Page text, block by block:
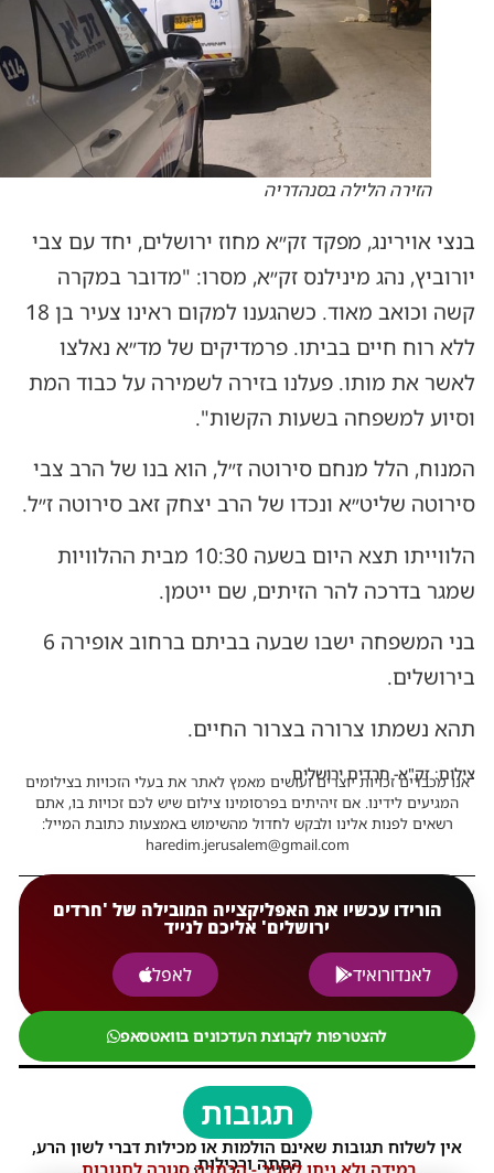
הזירה הלילה בסנהדריה
בנצי אוירינג, מפקד זק״א מחוז ירושלים, יחד עם צבי
יורוביץ, נהג מינילנס זק״א, מסרו: "מדובר במקרה
קשה וכואב מאוד. כשהגענו למקום ראינו צעיר בן 18
ללא רוח חיים בביתו. פרמדיקים של מד״א נאלצו
לאשר את מותו. פעלנו בזירה לשמירה על כבוד המת
וסיוע למשפחה בשעות הקשות".
המנוח, הלל מנחם סירוטה ז״ל, הוא בנו של הרב צבי
סירוטה שליט״א ונכדו של הרב יצחק זאב סירוטה ז״ל.
הלווייתו תצא היום בשעה 10:30 מבית ההלוויות
שמגר בדרכה להר הזיתים, שם ייטמן.
בני המשפחה ישבו שבעה בביתם ברחוב אופירה 6
בירושלים.
תהא נשמתו צרורה בצרור החיים.
צילום: זק"א- חרדים ירושלים
אנו מכבדים זכויות יוצרים ועושים מאמץ לאתר את בעלי הזכויות בצילומים
המגיעים לידינו. אם זיהיתים בפרסומינו צילום שיש לכם זכויות בו, אתם
רשאים לפנות אלינו ולבקש לחדול מהשימוש באמצעות כתובת המייל:
haredim.jerusalem@gmail.com
הורידו עכשיו את האפליקצייה המובילה של 'חרדים
ירושלים' אליכם לנייד
לאנדורואיד
לאפל
להצטרפות לקבוצת העדכונים בוואטסאפ
תגובות
אין לשלוח תגובות שאינם הולמות או מכילות דברי לשון הרע,
הסתה ורכילות.
במידה ולא ניתן להגיב - הכתבה סגורה לתגובות.